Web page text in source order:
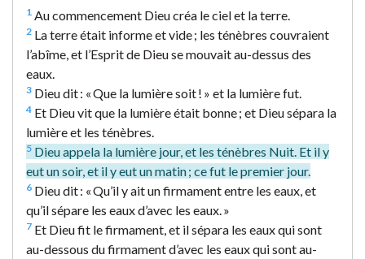
1 Au commencement Dieu créa le ciel et la terre.
2 La terre était informe et vide ; les ténèbres couvraient
l’abîme, et l’Esprit de Dieu se mouvait au-dessus des
eaux.
3 Dieu dit : « Que la lumière soit ! » et la lumière fut.
4 Et Dieu vit que la lumière était bonne ; et Dieu sépara la
lumière et les ténèbres.
5 Dieu appela la lumière jour, et les ténèbres Nuit. Et il y
eut un soir, et il y eut un matin ; ce fut le premier jour.
6 Dieu dit : « Qu’il y ait un firmament entre les eaux, et
qu’il sépare les eaux d’avec les eaux. »
7 Et Dieu fit le firmament, et il sépara les eaux qui sont
au-dessous du firmament d’avec les eaux qui sont au-